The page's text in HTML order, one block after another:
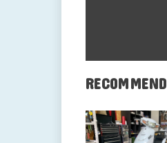
RECOMMEND